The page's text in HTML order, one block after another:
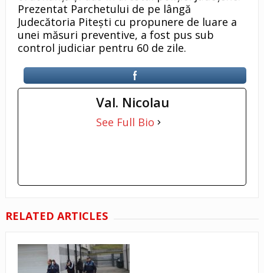
Prezentat Parchetului de pe lângă
Judecătoria Pitești cu propunere de luare a
unei măsuri preventive, a fost pus sub
control judiciar pentru 60 de zile.
Val. Nicolau
See Full Bio
RELATED ARTICLES